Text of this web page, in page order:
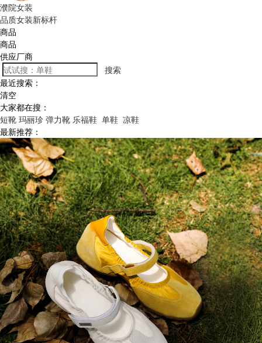
濮院女装
品质女装新标杆
商品
商品
供应厂商
搜索
最近搜索：
清空
大家都在搜：
短靴 玛丽珍 弹力靴 乐福鞋 单鞋 凉鞋
最新推荐：